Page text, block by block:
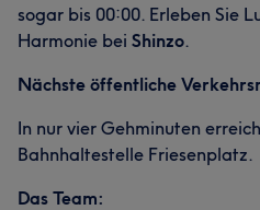
sogar bis 00:00. Erleben Sie
Harmonie bei Shinzo.
Nächste öffentliche
In nur vier Gehminuten
Bahnhaltestelle Friesenplatz.
Das Team: